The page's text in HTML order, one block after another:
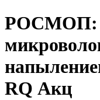
RQ Акц